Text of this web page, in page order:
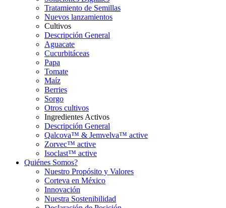
Tratamiento de Semillas
Nuevos lanzamientos
Cultivos
Descripción General
Aguacate
Cucurbitáceas
Papa
Tomate
Maíz
Berries
Sorgo
Otros cultivos
Ingredientes Activos
Descripción General
Qalcova™ & Jemvelva™ active
Zorvec™ active
Isoclast™ active
Quiénes Somos?
Nuestro Propósito y Valores
Corteva en México
Innovación
Nuestra Sostenibilidad